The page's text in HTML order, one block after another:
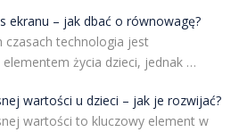
ekranu – jak dbać o równowagę?
czasach technologia jest
elementem życia dzieci, jednak …
wartości u dzieci – jak je rozwijać?
wartości to kluczowy element w